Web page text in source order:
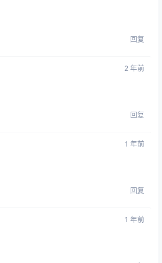
回复
2 年前
回复
1 年前
回复
1 年前